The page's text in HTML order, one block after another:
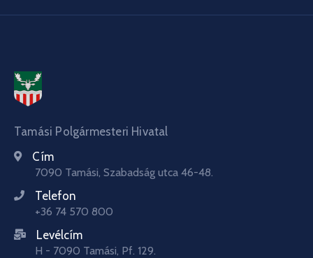
Tamási Polgármesteri Hivatal
Cím
7090 Tamási, Szabadság utca 46-48.
Telefon
+36 74 570 800
Levélcím
H - 7090 Tamási, Pf. 129.